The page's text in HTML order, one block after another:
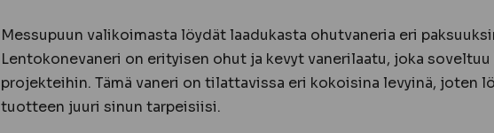
Messupuun valikoimasta löydät laadukasta ohutvaneria eri
Lentokonevaneri on erityisen ohut ja kevyt vanerilaatu, joka
projekteihin. Tämä vaneri on tilattavissa eri kokoisina levyinä, joten
tuotteen juuri sinun tarpeisiisi.